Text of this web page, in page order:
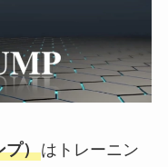
プ）はトレーニン